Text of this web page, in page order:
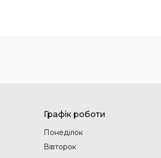
Графік роботи
Понеділок
Вівторок